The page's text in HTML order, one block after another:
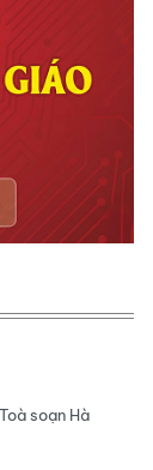
soạn Hà